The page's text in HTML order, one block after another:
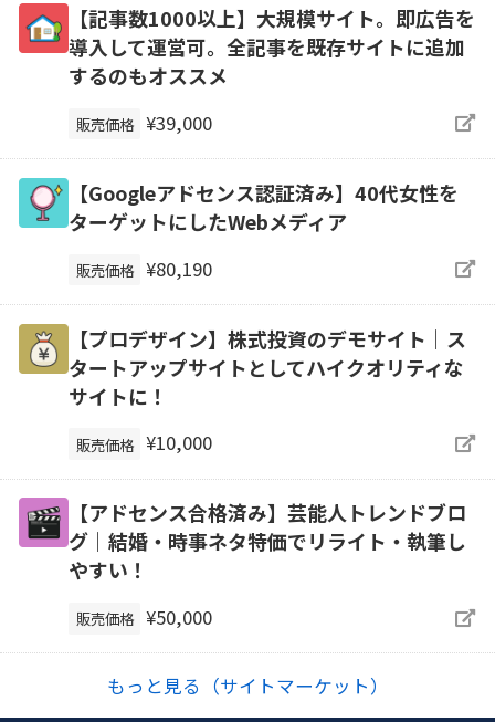
【記事数1000以上】大規模サイト。即広告を
導入して運営可。全記事を既存サイトに追加
するのもオススメ
販売価格 ¥39,000
【Googleアドセンス認証済み】40代女性を
ターゲットにしたWebメディア
販売価格 ¥80,190
【プロデザイン】株式投資のデモサイト｜ス
タートアップサイトとしてハイクオリティな
サイトに！
販売価格 ¥10,000
【アドセンス合格済み】芸能人トレンドブロ
グ｜結婚・時事ネタ特価でリライト・執筆し
やすい！
販売価格 ¥50,000
もっと見る（サイトマーケット）